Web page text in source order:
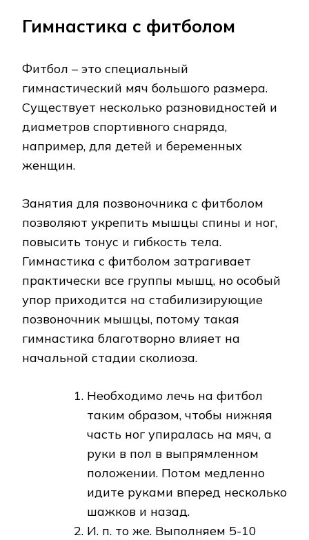
Гимнастика с фитболом
Фитбол – это специальный
гимнастический мяч большого размера.
Существует несколько разновидностей и
диаметров спортивного снаряда,
например, для детей и беременных
женщин.
Занятия для позвоночника с фитболом
позволяют укрепить мышцы спины и ног,
повысить тонус и гибкость тела.
Гимнастика с фитболом затрагивает
практически все группы мышц, но особый
упор приходится на стабилизирующие
позвоночник мышцы, потому такая
гимнастика благотворно влияет на
начальной стадии сколиоза.
Необходимо лечь на фитбол
таким образом, чтобы нижняя
часть ног упиралась на мяч, а
руки в пол в выпрямленном
положении. Потом медленно
идите руками вперед несколько
шажков и назад.
И. п. то же. Выполняем 5-10